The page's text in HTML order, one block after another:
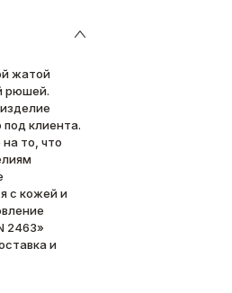
жатой
рюшей.
под клиента.
то, что
с кожей и
2463»
и